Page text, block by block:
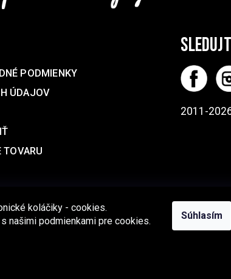
koláčiky - cookies.
našimi podmienkami pre cookies.
Súhlasím
PODMIENKY
ÚDAJOV
TOVARU
2011-